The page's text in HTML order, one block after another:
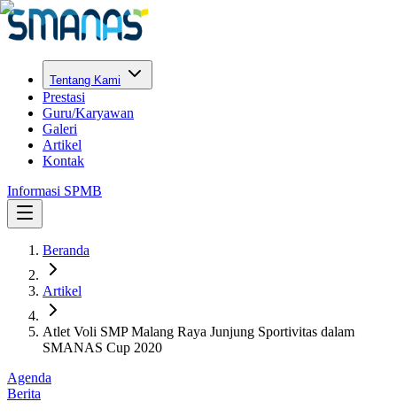
Tentang Kami
Prestasi
Guru/Karyawan
Galeri
Artikel
Kontak
Informasi SPMB
Beranda
Artikel
Atlet Voli SMP Malang Raya Junjung Sportivitas dalam
SMANAS Cup 2020
Agenda
Berita